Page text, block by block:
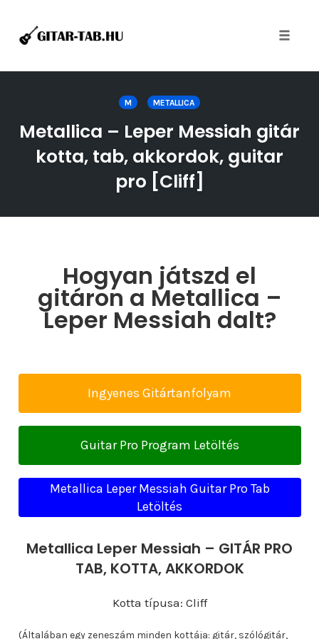
M METALLICA
Metallica – Leper Messiah gitár
kotta, tab, akkordok, guitar
pro [Cliff]
Hogyan játszd el
gitáron a Metallica –
Leper Messiah dalt?
Ingyenes Gitártanfolyam
Guitar Pro Program Letöltés
Metallica Leper Messiah Guitar Pro Tab
Letöltés
Metallica Leper Messiah – GITÁR PRO
TAB, KOTTA, AKKORDOK
Kotta típusa: Cliff
(Általában egy zeneszám minden kottája: gitár, szólógitár,